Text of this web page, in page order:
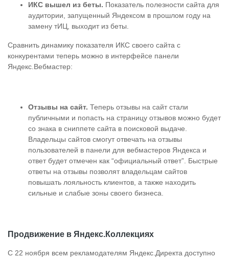
ИКС вышел из беты. Показатель полезности сайта для
аудитории, запущенный Яндексом в прошлом году на
замену тИЦ, выходит из беты.
Сравнить динамику показателя ИКС своего сайта с
конкурентами теперь можно в интерфейсе панели
Яндекс.Вебмастер:
Отзывы на сайт. Теперь отзывы на сайт стали
публичными и попасть на страницу отзывов можно будет
со знака в сниппете сайта в поисковой выдаче.
Владельцы сайтов смогут отвечать на отзывы
пользователей в панели для вебмастеров Яндекса и
ответ будет отмечен как “официальный ответ”. Быстрые
ответы на отзывы позволят владельцам сайтов
повышать лояльность клиентов, а также находить
сильные и слабые зоны своего бизнеса.
Продвижение в Яндекс.Коллекциях
С 22 ноября всем рекламодателям Яндекс.Директа доступно